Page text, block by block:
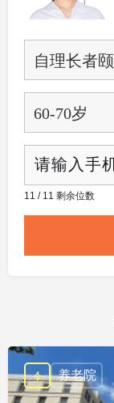
11 / 11 剩余位数
养老院